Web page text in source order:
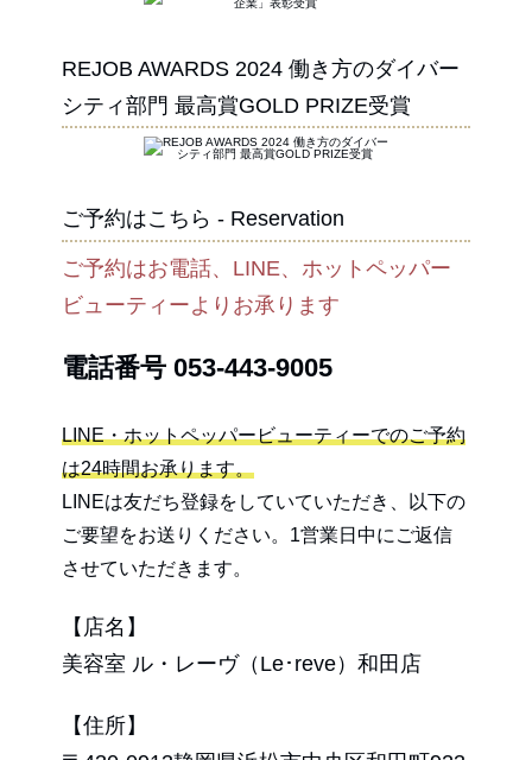
REJOB AWARDS 2024 働き方のダイバー
シティ部門 最高賞GOLD PRIZE受賞
ご予約はこちら - Reservation
ご予約はお電話、LINE、ホットペッパー
ビューティーよりお承ります
電話番号 053-443-9005
LINE・ホットペッパービューティーでのご予約
は24時間お承ります。
LINEは友だち登録をしていていただき、以下の
ご要望をお送りください。1営業日中にご返信
させていただきます。
【店名】
美容室 ル・レーヴ（Le･reve）和田店
【住所】